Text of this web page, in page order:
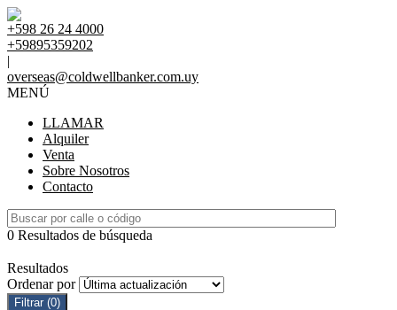
+598 26 24 4000
+59895359202
|
overseas@coldwellbanker.com.uy
MENÚ
LLAMAR
Alquiler
Venta
Sobre Nosotros
Contacto
0 Resultados de búsqueda
Resultados
Ordenar por
Filtrar (0)